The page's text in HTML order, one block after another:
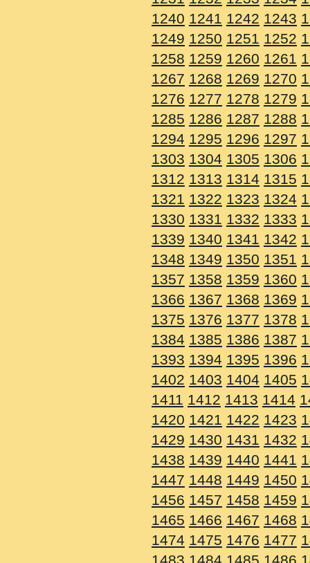
1240 1241 1242 1243
1249 1250 1251 1252
1258 1259 1260 1261
1267 1268 1269 1270
1276 1277 1278 1279
1285 1286 1287 1288
1294 1295 1296 1297
1303 1304 1305 1306
1312 1313 1314 1315
1321 1322 1323 1324
1330 1331 1332 1333
1339 1340 1341 1342
1348 1349 1350 1351
1357 1358 1359 1360
1366 1367 1368 1369
1375 1376 1377 1378
1384 1385 1386 1387
1393 1394 1395 1396
1402 1403 1404 1405
1411 1412 1413 1414
1420 1421 1422 1423
1429 1430 1431 1432
1438 1439 1440 1441
1447 1448 1449 1450
1456 1457 1458 1459
1465 1466 1467 1468
1474 1475 1476 1477
1483 1484 1485 1486